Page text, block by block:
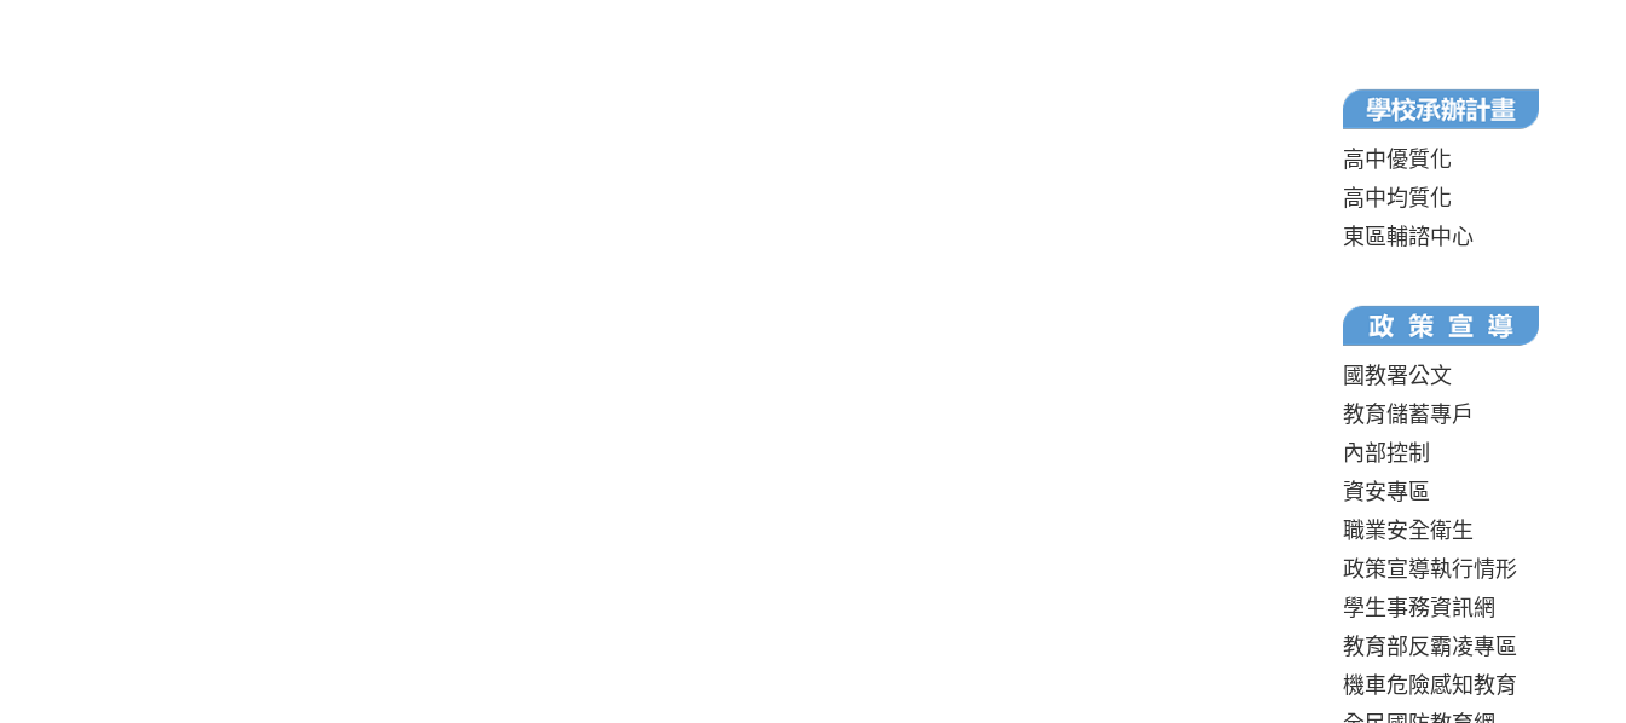
高中優質化
高中均質化
東區輔諮中心
國教署公文
教育儲蓄專戶
內部控制
資安專區
職業安全衛生
政策宣導執行情形
學生事務資訊網
教育部反霸凌專區
機車危險感知教育